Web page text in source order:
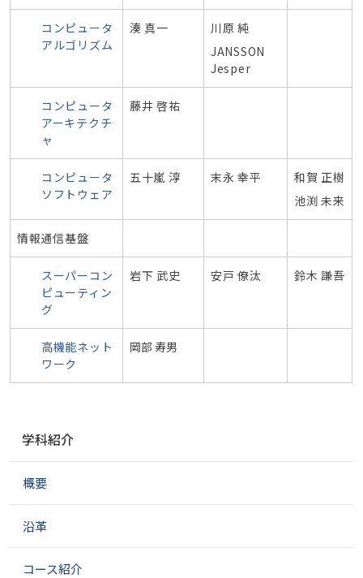
コンピュータ
アルゴリズム
湊 真一
川原 純
JANSSON
Jesper
コンピュータ
アーキテクチ
ャ
藤井 啓祐
コンピュータ
ソフトウェア
五十嵐 淳 末永 幸平
和賀 正樹
池渕 未来
情報通信基盤
スーパーコン
ピューティン
グ
岩下 武史 安戸 僚汰 鈴木 謙吾
高機能ネット
ワーク
岡部 寿男
ゲ
シ
ン
学科紹介
概要
沿革
コース紹介